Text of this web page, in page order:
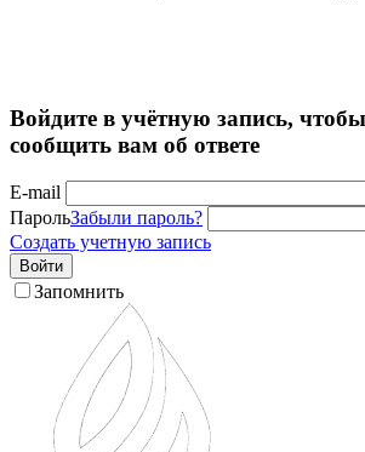
Войдите в учётную запись,
сообщить вам об ответе
E-mail
ПарольЗабыли пароль?
Создать учетную запись
Войти
Запомнить